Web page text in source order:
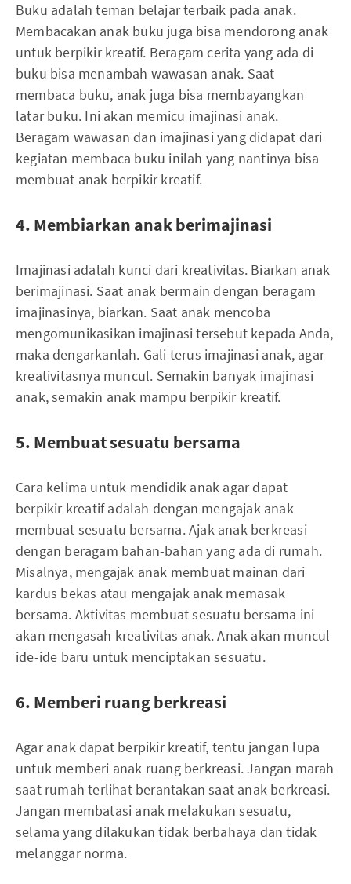
Buku adalah teman belajar terbaik pada anak.
Membacakan anak buku juga bisa mendorong anak
untuk berpikir kreatif. Beragam cerita yang ada di
buku bisa menambah wawasan anak. Saat
membaca buku, anak juga bisa membayangkan
latar buku. Ini akan memicu imajinasi anak.
Beragam wawasan dan imajinasi yang didapat dari
kegiatan membaca buku inilah yang nantinya bisa
membuat anak berpikir kreatif.
4. Membiarkan anak berimajinasi
Imajinasi adalah kunci dari kreativitas. Biarkan anak
berimajinasi. Saat anak bermain dengan beragam
imajinasinya, biarkan. Saat anak mencoba
mengomunikasikan imajinasi tersebut kepada Anda,
maka dengarkanlah. Gali terus imajinasi anak, agar
kreativitasnya muncul. Semakin banyak imajinasi
anak, semakin anak mampu berpikir kreatif.
5. Membuat sesuatu bersama
Cara kelima untuk mendidik anak agar dapat
berpikir kreatif adalah dengan mengajak anak
membuat sesuatu bersama. Ajak anak berkreasi
dengan beragam bahan-bahan yang ada di rumah.
Misalnya, mengajak anak membuat mainan dari
kardus bekas atau mengajak anak memasak
bersama. Aktivitas membuat sesuatu bersama ini
akan mengasah kreativitas anak. Anak akan muncul
ide-ide baru untuk menciptakan sesuatu.
6. Memberi ruang berkreasi
Agar anak dapat berpikir kreatif, tentu jangan lupa
untuk memberi anak ruang berkreasi. Jangan marah
saat rumah terlihat berantakan saat anak berkreasi.
Jangan membatasi anak melakukan sesuatu,
selama yang dilakukan tidak berbahaya dan tidak
melanggar norma.